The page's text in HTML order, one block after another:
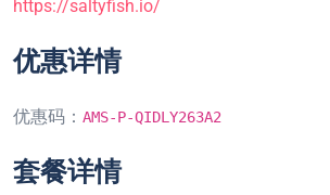
https://saltyfish.io/
优惠详情
优惠码： AMS-P-QIDLY263A2
套餐详情